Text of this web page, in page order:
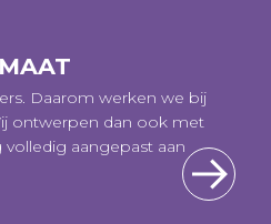
Daarom werken we bij
ontwerpen dan ook met
aangepast aan